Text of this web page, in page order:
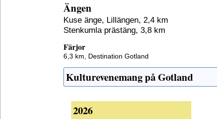
Ängen
Kuse änge, Lillängen, 2,4 km
Stenkumla prästäng, 3,8 km
Färjor
6,3 km, Destination Gotland
Kulturevenemang på Gotland
2026